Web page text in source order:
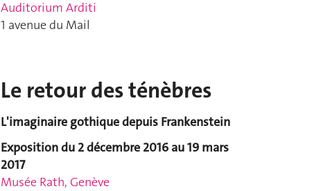
Auditorium Arditi
1 avenue du Mail
Le retour des ténèbres
L'imaginaire gothique depuis Frankenstein
Exposition du 2 décembre 2016 au 19 mars
2017
Musée Rath, Genève